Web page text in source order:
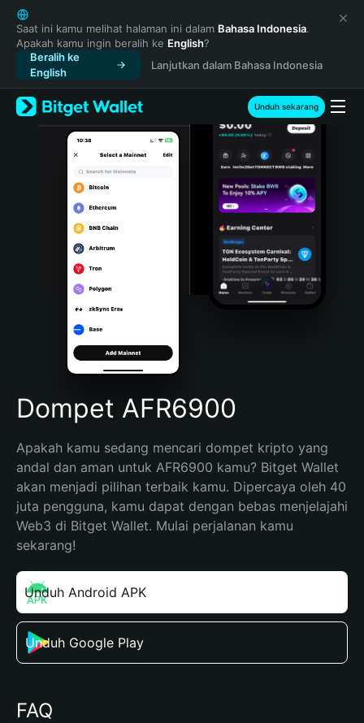
English
日本語
Tiếng Việt
Русский
Español (Latinoamérica)
Türkçe
Italiano
Português (Portugal)
Bahasa Indonesia
Português (Brasil)
Español (Argentina)
Saat ini kamu melihat halaman ini dalam Bahasa Indonesia.
Apakah kamu ingin beralih ke English?
Beralih ke
English
Lanjutkan dalam Bahasa Indonesia
Unduh sekarang
Dompet AFR6900
Apakah kamu sedang mencari dompet kripto yang
andal dan aman untuk AFR6900 kamu? Bitget Wallet
akan menjadi pilihan terbaik kamu. Dipercaya oleh 40
juta pengguna, kamu dapat dengan bebas menjelajahi
Web3 di Bitget Wallet. Mulai perjalanan kamu
sekarang!
Unduh Android APK
Unduh Google Play
FAQ